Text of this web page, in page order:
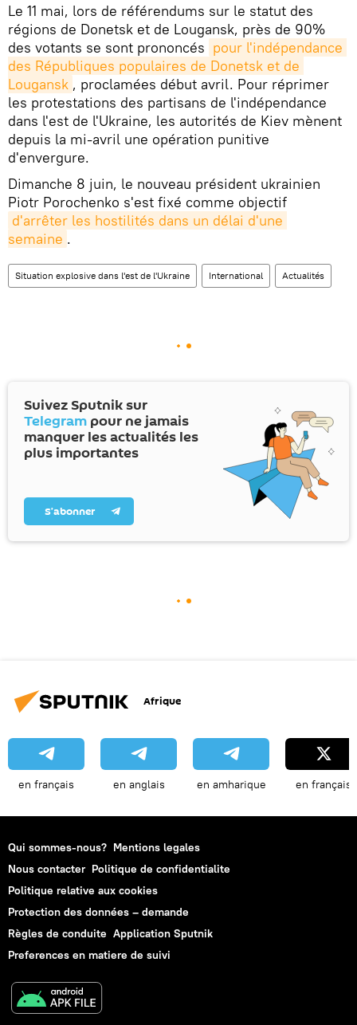
Le 11 mai, lors de référendums sur le statut des
régions de Donetsk et de Lougansk, près de 90%
des votants se sont prononcés pour l'indépendance
des Républiques populaires de Donetsk et de
Lougansk , proclamées début avril. Pour réprimer
les protestations des partisans de l'indépendance
dans l'est de l'Ukraine, les autorités de Kiev mènent
depuis la mi-avril une opération punitive
d'envergure.
Dimanche 8 juin, le nouveau président ukrainien
Piotr Porochenko s'est fixé comme objectif
d'arrêter les hostilités dans un délai d'une
semaine .
Situation explosive dans l'est de l'Ukraine International Actualités
Suivez Sputnik sur
Telegram pour ne jamais
manquer les actualités les
plus importantes
S’abonner
Afrique
en français en anglais en amharique en français
Qui sommes-nous? Mentions legales
Nous contacter Politique de confidentialite
Politique relative aux cookies
Protection des données – demande
Règles de conduite Application Sputnik
Preferences en matiere de suivi